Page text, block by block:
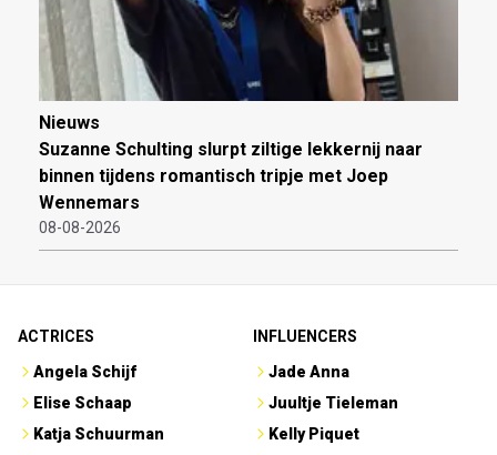
Nieuws
Suzanne Schulting slurpt ziltige lekkernij naar
binnen tijdens romantisch tripje met Joep
Wennemars
08-08-2026
ACTRICES
Angela Schijf
Elise Schaap
Katja Schuurman
INFLUENCERS
Jade Anna
Juultje Tieleman
Kelly Piquet